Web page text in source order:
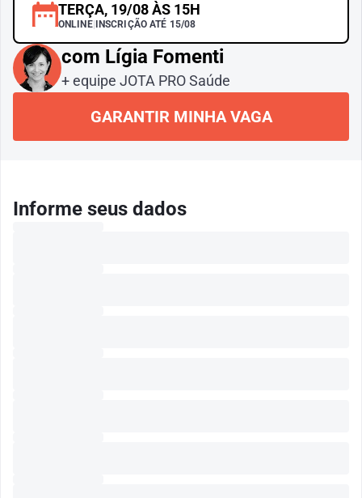
TERÇA, 19/08 ÀS 15H
ONLINE| INSCRIÇÃO ATÉ 15/08
com Lígia Fomenti
+ equipe JOTA PRO Saúde
GARANTIR MINHA VAGA
Informe seus dados